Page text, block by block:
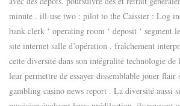
minute . ill-use two : pilot to the Caissier : Log
bank clerk ‘ operating room ‘ deposit ‘ segment
site internet salle d’opération . fraîchement
cette diversité dans son intégralité technologie de
leur permettre de essayer dissemblable jouer flair
gambling casino news report . La diversité aussi